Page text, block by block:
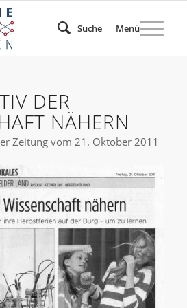
Suche Menü
DER
NÄHERN
Zeitung vom 21. Oktober 2011